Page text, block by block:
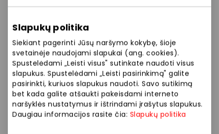
Slapukų politika
Siekiant pagerinti Jūsų naršymo kokybę, šioje
svetainėje naudojami slapukai (ang. cookies).
Spustelėdami „Leisti visus" sutinkate naudoti visus
slapukus. Spustelėdami „Leisti pasirinkimą" galite
pasirinkti, kuriuos slapukus naudoti. Savo sutikimą
bet kada galite atšaukti pakeisdami interneto
naršyklės nustatymus ir ištrindami įrašytus slapukus.
Daugiau informacijos rasite čia: Slapukų politika
Prekybos ir pramogų centre „AKROPOLIS“
veikiančios parduotuvės ir paslaugų teikėjai
savarankiškai nustato taikomas nuolaidas, jų
dydžius bei kitas aktualias sąlygas.
Stengiamės kuo tiksliau pateikti aktualią
informaciją, tačiau, jei kyla neatitikimų tarp mūsų
tinklalapyje pateiktos informacijos ir faktinės
informacijos parduotuvėje ar paslaugų teikimo